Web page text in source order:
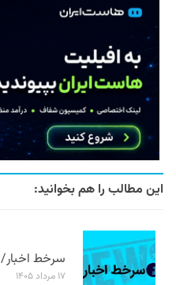
این مطالب را هم بخوانید:
سرخط اخبار/ ۱۷ مرداد ۱۴۰۵
۱۷ مرداد ۱۴۰۵